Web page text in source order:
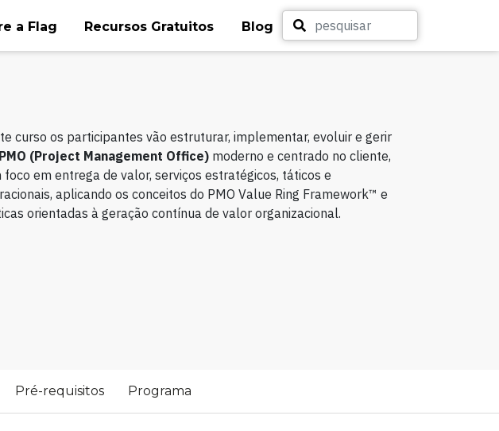
a Flag Recursos Gratuitos Blog
curso os participantes vão estruturar, implementar, evoluir e gerir
PMO (Project Management Office) moderno e centrado no cliente,
foco em entrega de valor, serviços estratégicos, táticos e
aplicando os conceitos do PMO Value Ring Framework™ e
orientadas à geração contínua de valor organizacional.
Pré-requisitos Programa